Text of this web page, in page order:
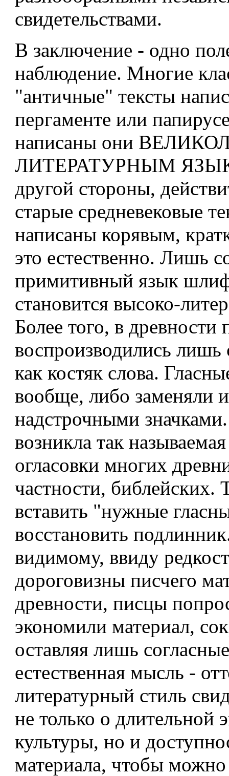
свидетельствами.
В заключение - одно
наблюдение. Многие
"античные" тексты
пергаменте или
написаны они
ЛИТЕРАТУРНЫМ
другой стороны,
старые средневековые
написаны корявым,
это естественно. Лишь
примитивный язык
становится высоко-
Более того, в древности
воспроизводились лишь
как костяк слова.
вообще, либо заменяли
надстрочными
возникла так
огласовки многих
частности, библейских.
вставить "нужные
восстановить
видимому, ввиду
дороговизны писчего
древности, писцы
экономили материал,
оставляя лишь
естественная мысль -
литературный стиль
не только о длительной
культуры, но и
материала, чтобы